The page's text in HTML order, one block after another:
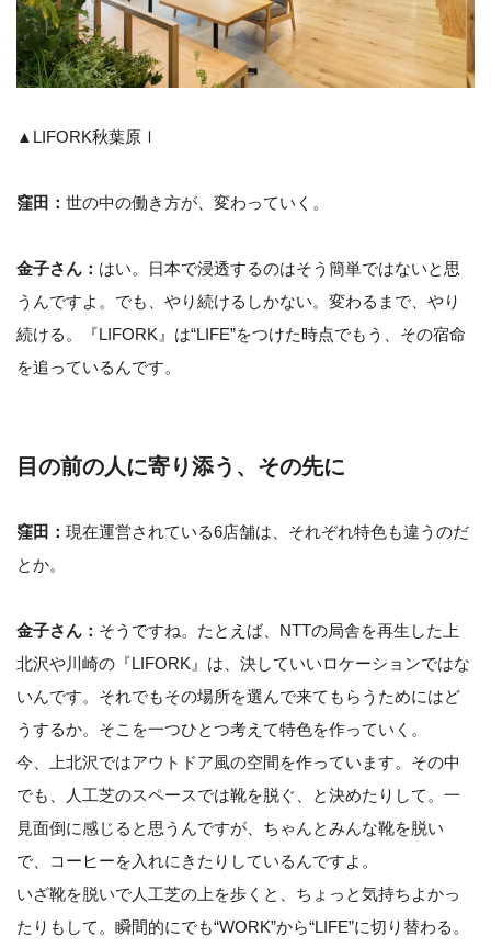
▲LIFORK秋葉原Ⅰ
窪田： 世の中の働き方が、変わっていく。
金子さん： はい。日本で浸透するのはそう簡単ではないと思
うんですよ。でも、やり続けるしかない。変わるまで、やり
続ける。『LIFORK』は“LIFE”をつけた時点でもう、その宿命
を追っているんです。
目の前の人に寄り添う、その先に
窪田： 現在運営されている6店舗は、それぞれ特色も違うのだ
とか。
金子さん： そうですね。たとえば、NTTの局舎を再生した上
北沢や川崎の『LIFORK』は、決していいロケーションではな
いんです。それでもその場所を選んで来てもらうためにはど
うするか。そこを一つひとつ考えて特色を作っていく。
今、上北沢ではアウトドア風の空間を作っています。その中
でも、人工芝のスペースでは靴を脱ぐ、と決めたりして。一
見面倒に感じると思うんですが、ちゃんとみんな靴を脱い
で、コーヒーを入れにきたりしているんですよ。
いざ靴を脱いで人工芝の上を歩くと、ちょっと気持ちよかっ
たりもして。瞬間的にでも“WORK”から“LIFE”に切り替わる。